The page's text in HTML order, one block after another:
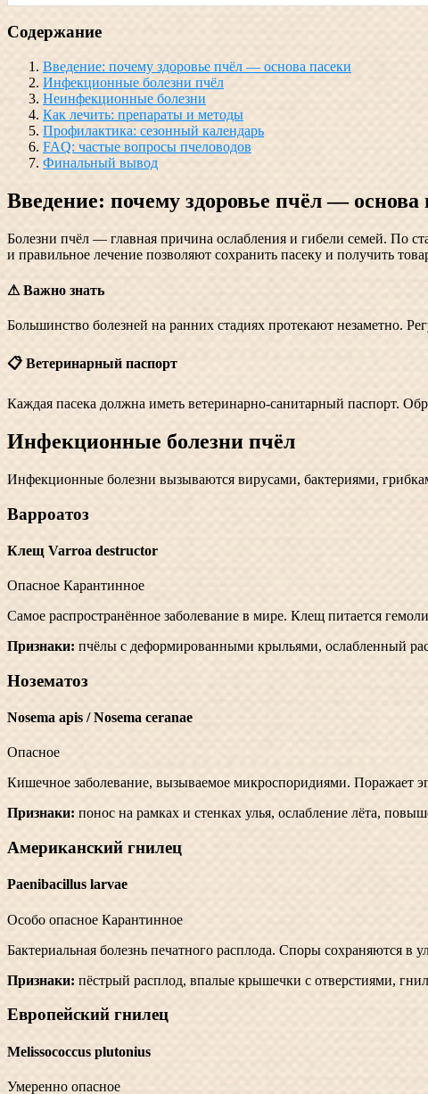
Содержание
Введение: почему здоровье пчёл — основа пасеки
Инфекционные болезни пчёл
Неинфекционные болезни
Как лечить: препараты и методы
Профилактика: сезонный календарь
FAQ: частые вопросы пчеловодов
Финальный вывод
Введение: почему здоровье пчёл — основа
Болезни пчёл — главная причина ослабления и гибели семей. По
и правильное лечение позволяют сохранить пасеку и получить
⚠ Важно знать
Большинство болезней на ранних стадиях протекают незаметно.
📋 Ветеринарный паспорт
Каждая пасека должна иметь ветеринарно-санитарный паспорт.
Инфекционные болезни пчёл
Инфекционные болезни вызываются вирусами, бактериями,
Варроатоз
Клещ Varroa destructor
Опасное Карантинное
Самое распространённое заболевание в мире. Клещ питается
Признаки: пчёлы с деформированными крыльями, ослабленный
Нозематоз
Nosema apis / Nosema ceranae
Опасное
Кишечное заболевание, вызываемое микроспоридиями. Поражает
Признаки: понос на рамках и стенках улья, ослабление лёта,
Американский гнилец
Paenibacillus larvae
Особо опасное Карантинное
Бактериальная болезнь печатного расплода. Споры сохраняются
Признаки: пёстрый расплод, впалые крышечки с отверстиями,
Европейский гнилец
Melissococcus plutonius
Умеренно опасное